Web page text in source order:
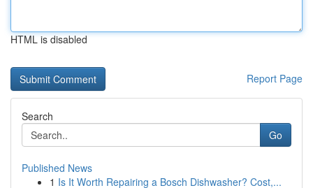
HTML is disabled
Report Page
Search
Go
Published News
1 Is It Worth Repairing a Bosch Dishwasher? Cost,...